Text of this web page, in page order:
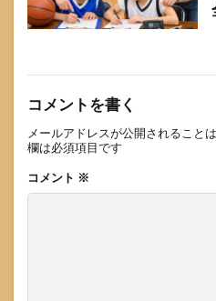
コメントを書く
メールアドレスが公開されることは
欄は必須項目です
コメント ※